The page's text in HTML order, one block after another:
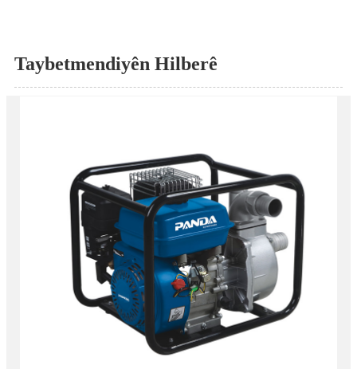
Taybetmendiyên Hilberê